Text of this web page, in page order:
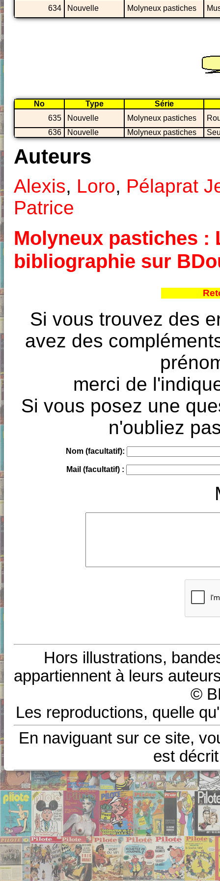
634 Nouvelle Molyneux pastiches
No Type
Série
635
Nouvelle Molyneux pastiches
636
Nouvelle Molyneux pastiches
Auteurs
Alexis, Loro, Pélaprat
Patrice
Molyneux pastiches :
bibliographie sur
Si vous trouvez des
avez des
merci de
Si vous posez une
n'oubliez
Nom (facultatif):
Mail (facultatif) :
Hors illustrations,
appartiennent à leurs
©
Les reproductions, quelle
En naviguant sur ce site,
est